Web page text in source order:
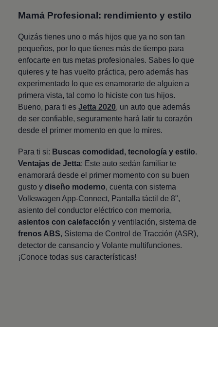
Mamá Profesional: rendimiento y estilo
Quizás tienes uno o más hijos que ya no son tan
pequeños, por lo que tienes más de tiempo para
enfocarte en tus metas profesionales. Sabes lo que
quieres y te has vuelto práctica, pero además has
experimentado lo que es enamorarte de alguien a
primera vista, tal como lo hiciste con tus hijos.
Bueno, para ti esJetta 2020, un auto que además
de ser confiable, seguramente hará latir tu corazón
desde el primer momento en que lo mires.
Para ti si: Buscas comodidad, tecnología y estilo.
Ventajas de Jetta: Este auto sedán familiar te
enamorará desde el primer momento con su buen
gusto ydiseño moderno, cuenta con sistema
Volkswagen App-Connect, Pantalla táctil de 8",
asiento del conductor eléctrico con memoria,
asientos con calefacción y ventilación, sistema de
frenos ABS, Sistema de Control de Tracción (ASR),
detector de cansancio y Volante multifunciones.
¡Conoce todas sus características!